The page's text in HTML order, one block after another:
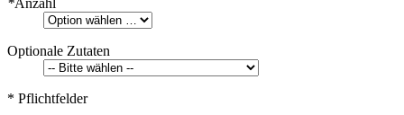
Optionale Zutaten
* Pflichtfelder